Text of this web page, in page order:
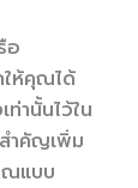
อ
ห้คุณได้
านั้นไว้ใน
ำคัญเพิ่ม
ณแบบ